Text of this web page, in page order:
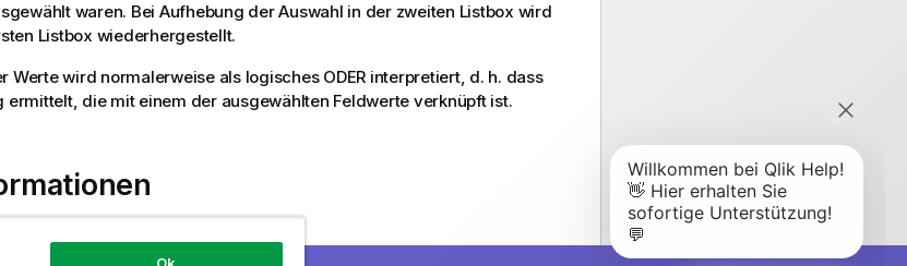
waren. Bei Aufhebung der Auswahl in der zweiten Listbox wird
Listbox wiederhergestellt.
Werte wird normalerweise als logisches ODER interpretiert, d. h. dass
ermittelt, die mit einem der ausgewählten Feldwerte verknüpft ist.